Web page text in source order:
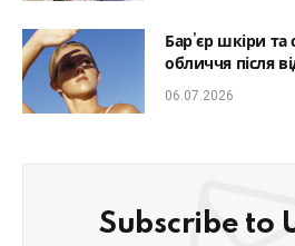
Бар’єр шкіри
обличчя після
фотостаріння
06.07.2026
Subscribe to